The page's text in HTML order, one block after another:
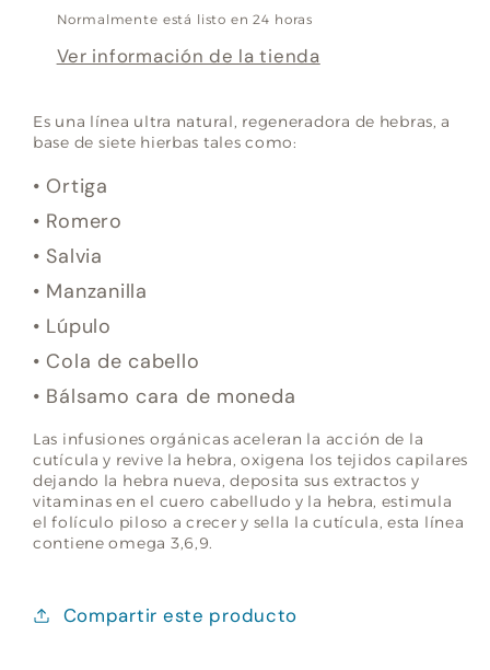
Normalmente está listo en 24 horas
Ver información de la tienda
Es una línea ultra natural, regeneradora de hebras , a
base de siete hierbas tales como:
• Ortiga
• Romero
• Salvia
• Manzanilla
• Lúpulo
• Cola de cabello
• Bálsamo cara de moneda
Las infusiones orgánicas aceleran la acción de la
cutícula y revive la hebra, oxigena los tejidos capilares
dejando la hebra nueva, deposita sus extractos y
vitaminas en el cuero cabelludo y la hebra, estimula
el folículo piloso a crecer y sella la cutícula, esta línea
contiene omega 3,6,9.
Compartir este producto